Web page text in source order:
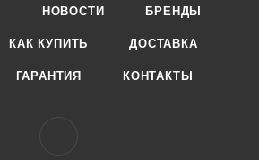
НОВОСТИ БРЕНДЫ
КАК КУПИТЬ ДОСТАВКА
ГАРАНТИЯ КОНТАКТЫ